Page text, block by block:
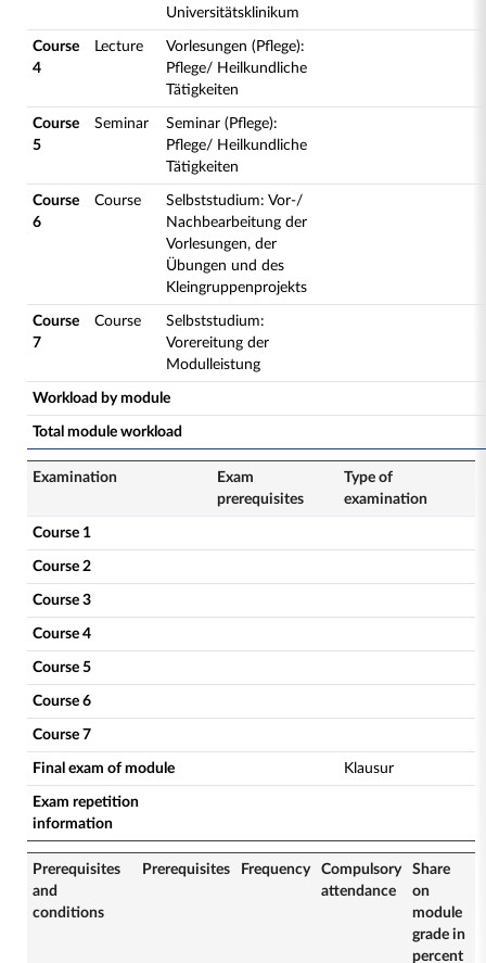
Universitätsklinikum
Course
4
Lecture
Vorlesungen (Pflege):
Pflege/ Heilkundliche
Tätigkeiten
Course
5
Seminar
Seminar (Pflege):
Pflege/ Heilkundliche
Tätigkeiten
Course
6
Course
Selbststudium: Vor-/
Nachbearbeitung der
Vorlesungen, der
Übungen und des
Kleingruppenprojekts
Course
7
Course
Selbststudium:
Vorereitung der
Modulleistung
Workload by module
Total module workload
Examination
Exam
prerequisites
Type of
examination
Course 1
Course 2
Course 3
Course 4
Course 5
Course 6
Course 7
Final exam of module Klausur
Exam repetition
information
Prerequisites
and
conditions
Prerequisites Frequency
Compulsory
attendance
Share
on
module
grade in
percent